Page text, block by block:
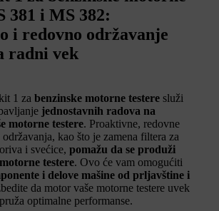
381 i MS 382:
i redovno održavanje
radni vek
1 za benzinske motorne testere služi
jednostavnih radova na
motorne testere. Proaktivne, redovne
održavanja, kao što je zamena filtera za
i svećice, pomažu da se produži
testere. Ovo će vam omogućiti
i delove mašine od prljavštine i
da motor vaše motorne testere uvek
optimalne performanse.